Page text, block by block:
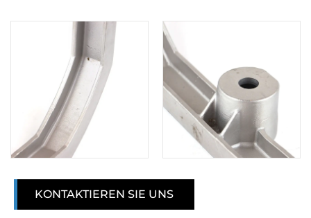
KONTAKTIEREN SIE UNS